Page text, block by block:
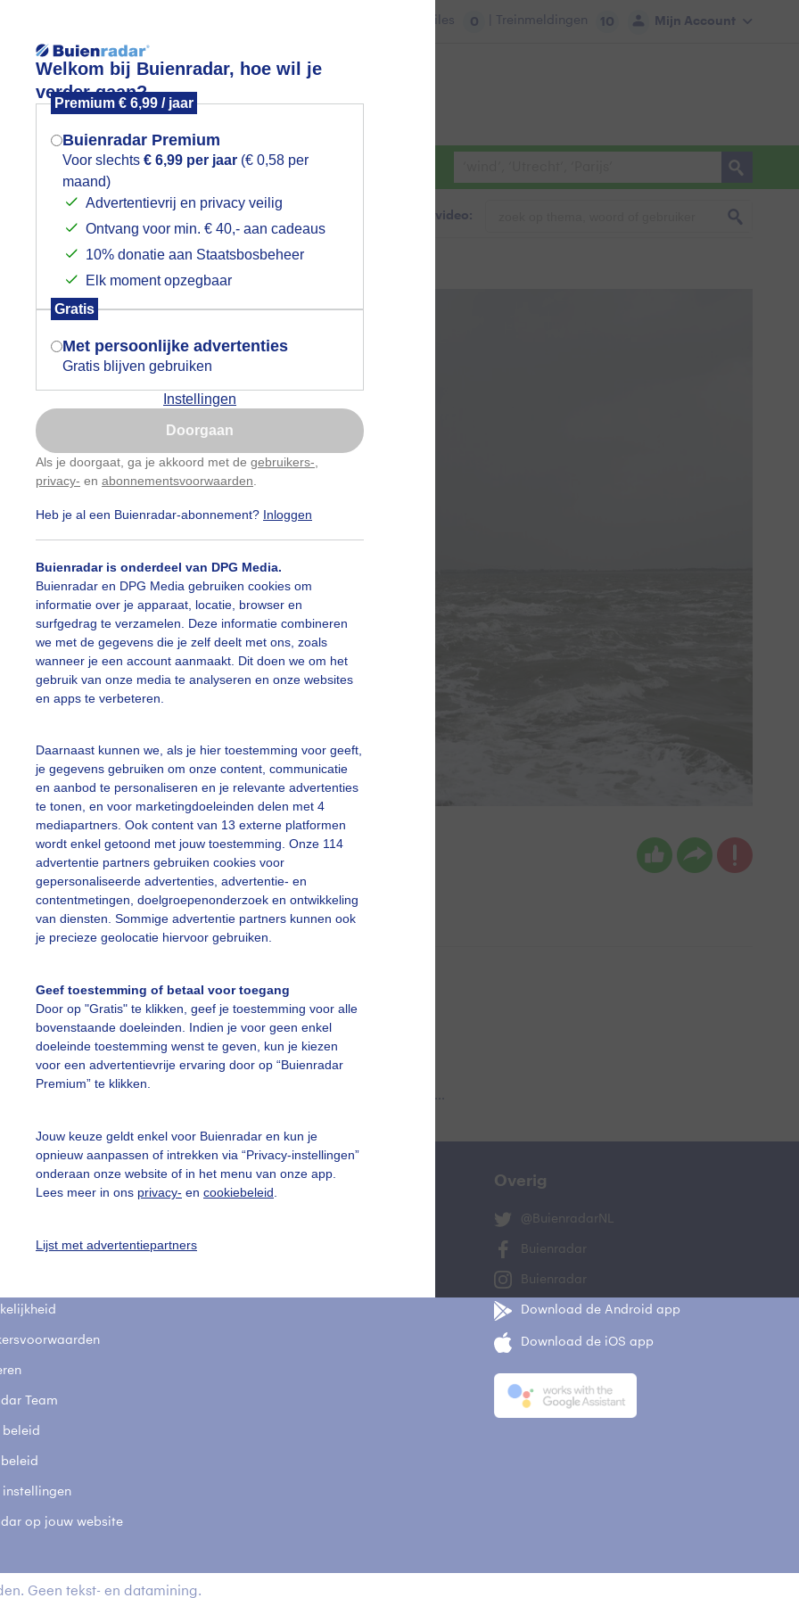
Welkom bij Buienradar, hoe wil je
verder gaan?
Premium € 6,99 / jaar
Buienradar Premium
Voor slechts € 6,99 per jaar (€ 0,58 per
maand)
Advertentievrij en privacy veilig
Ontvang voor min. € 40,- aan cadeaus
10% donatie aan Staatsbosbeheer
Elk moment opzegbaar
Gratis
Met persoonlijke advertenties
Gratis blijven gebruiken
Instellingen
Doorgaan
Als je doorgaat, ga je akkoord met de gebruikers-
privacy- en abonnementsvoorwaarden
Heb je al een Buienradar-abonnement? Inloggen
Buienradar is onderdeel van DPG Media.
Buienradar en DPG Media gebruiken cookies om
informatie over je apparaat, locatie, browser en
surfgedrag te verzamelen. Deze informatie combineren
we met de gegevens die je zelf deelt met ons, zoals
wanneer je een account aanmaakt. Dit doen we om het
gebruik van onze media te analyseren en onze websites
en apps te verbeteren.
Daarnaast kunnen we, als je hier toestemming voor geeft,
je gegevens gebruiken om onze content, communicatie
en aanbod te personaliseren en je relevante advertenties
te tonen, en voor marketingdoeleinden delen met 4
mediapartners. Ook content van 13 externe platformen
wordt enkel getoond met jouw toestemming. Onze 114
advertentie partners gebruiken cookies voor
gepersonaliseerde advertenties, advertentie- en
contentmetingen, doelgroepenonderzoek en ontwikkeling
van diensten. Sommige advertentie partners kunnen ook
je precieze geolocatie hiervoor gebruiken.
Geef toestemming of betaal voor toegang
Door op "Gratis" te klikken, geef je toestemming voor alle
bovenstaande doeleinden. Indien je voor geen enkel
doeleinde toestemming wenst te geven, kun je kiezen
voor een advertentievrije ervaring door op “Buienradar
Premium” te klikken.
Jouw keuze geldt enkel voor Buienradar en kun je
opnieuw aanpassen of intrekken via “Privacy-instellingen”
onderaan onze website of in het menu van onze app.
Lees meer in ons privacy- en cookiebeleid
Lijst met advertentiepartners
Mijn Account
Files 0 | Treinmeldingen 10
Foto en video Weerzine
Zoeken in foto & video:
wind en buien
Anne-Marie van Iersel Gemaakt: 17-05-2026, 12x bekeken
Regen Wind
vragen
Team
beleid
instellingen
op jouw website
Mijn weer Overig
@BuienradarNL
Buienradar
Buienradar
Download de Android app
Download de iOS app
Geen tekst- en datamining.
Mogen we je locatie gebruiken voor
het weer?
Indien je hier nog geen akkoord op hebt
gegeven, verschijnt er zo een pop-up uit
je browser waarin deze toestemming
gevraagd wordt.
Is goed, toon de popup
Nu niet, misschien later
Gebruik je Safari en wil je niet elke dag deze pop-up
Klikhierom dit aan te passen